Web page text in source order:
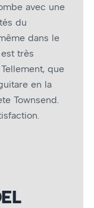
avec une
du
dans le
est très
que
en la
Townsend.